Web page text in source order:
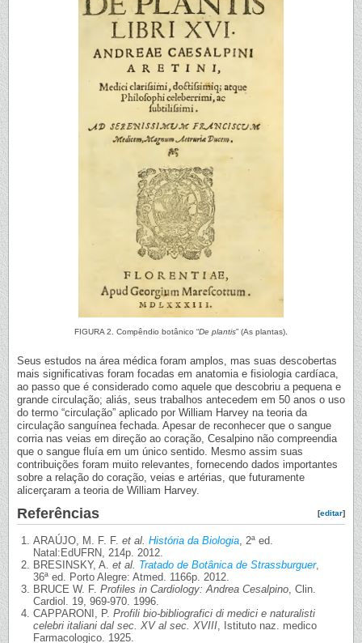
FIGURA 2. Compêndio botânico “De plantis” (As plantas).
Seus estudos na área médica foram amplos, mas suas descobertas
mais significativas foram focadas em anatomia e fisiologia cardíaca,
ao passo que é considerado como aquele que descobriu a pequena e
grande circulação; aliás, seus trabalhos antecedem em 50 anos o uso
do termo “circulação” aplicado por William Harvey na teoria da
circulação sanguínea fechada. Apesar de reconhecer que o sangue
corria nas veias em direção ao coração, Cesalpino não compreendia
que o sangue fluía em um único sentido. Mesmo assim suas
contribuições foram muito relevantes, fornecendo dados importantes
sobre a relação do coração, veias e artérias, que futuramente
alicerçaram a teoria de William Harvey.
[editar]
Referências
ARAÚJO, M. F. F. et al. História da Biologia, 2ª ed.
Natal:EdUFRN, 214p. 2012.
BRESINSKY, A. et al. Tratado de Botânica de Strassburguer,
36ª ed. Porto Alegre: Atmed. 1166p. 2012.
BRUCE W. F. Profiles in Cardiology: Andrea Cesalpino, Clin.
Cardiol. 19, 969-970. 1996.
CAPPARONI, P. Profili bio-bibliografici di medici e naturalisti
celebri italiani dal sec. XV al sec. XVIII, Istituto naz. medico
Farmacologico. 1925.